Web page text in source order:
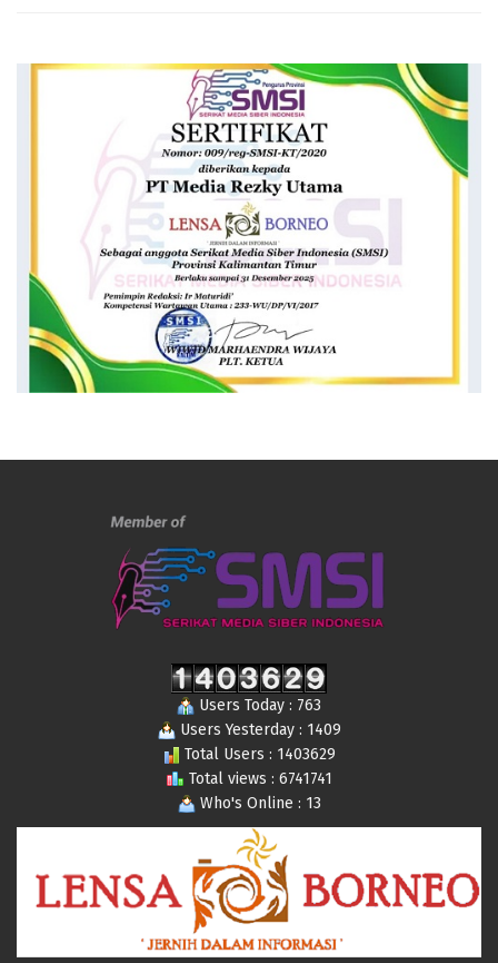
Users Today : 763
Users Yesterday : 1409
Total Users : 1403629
Total views : 6741741
Who's Online : 13